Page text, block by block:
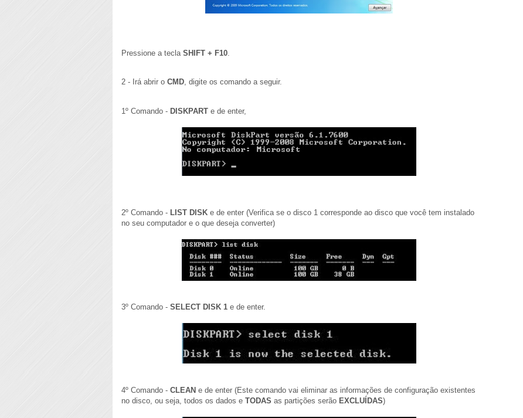
Pressione a tecla SHIFT + F10.
2 - Irá abrir o CMD, digite os comando a seguir.
1º Comando - DISKPART e de enter,
2º Comando - LIST DISK e de enter (Verifica se o disco 1 corresponde ao disco que você tem instalado
no seu computador e o que deseja converter)
3º Comando - SELECT DISK 1 e de enter.
4º Comando - CLEAN e de enter (Este comando vai eliminar as informações de configuração existentes
no disco, ou seja, todos os dados e TODAS as partições serão EXCLUÍDAS)